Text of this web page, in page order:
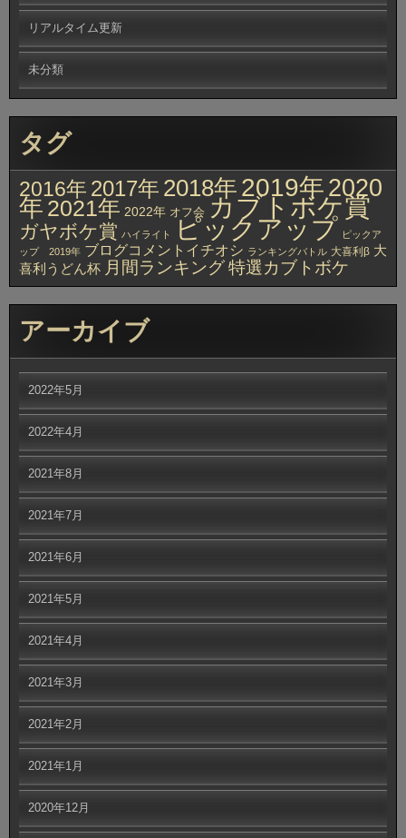
リアルタイム更新
未分類
タグ
2016年 2017年 2018年 2019年2020
年 2021年 2022年 オフ会 カブトボケ賞
ガヤボケ賞 ハイライト ピックアップ ピックア
ップ 2019年 ブログコメントイチオシ ランキングバトル 大喜利β 大
喜利うどん杯 月間ランキング特選カブトボケ
アーカイブ
2022年5月
2022年4月
2021年8月
2021年7月
2021年6月
2021年5月
2021年4月
2021年3月
2021年2月
2021年1月
2020年12月